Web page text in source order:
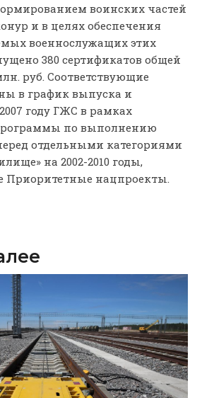
воинских частей
и в целях обеспечения
военнослужащих этих
380 сертификатов общей
руб. Соответствующие
в график выпуска и
году ГЖС в рамках
по выполнению
отдельными категориями
на 2002-2010 годы,
Приоритетные нацпроекты.